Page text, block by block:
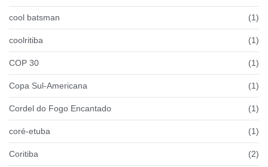
cool batsman (1)
coolritiba (1)
COP 30 (1)
Copa Sul-Americana (1)
Cordel do Fogo Encantado (1)
coré-etuba (1)
Coritiba (2)